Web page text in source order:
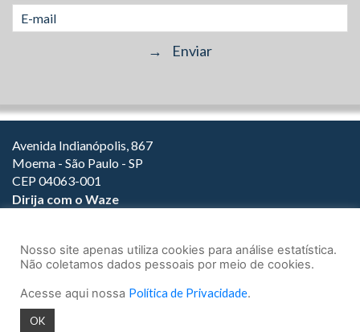
Avenida Indianópolis, 867
Moema - São Paulo - SP
CEP 04063-001
Dirija com o Waze
(11) 3147-1800
© 2026.
Nosso site apenas utiliza cookies para análise estatística.
Não coletamos dados pessoais por meio de cookies.
Acesse aqui nossa Política de Privacidade.
OK